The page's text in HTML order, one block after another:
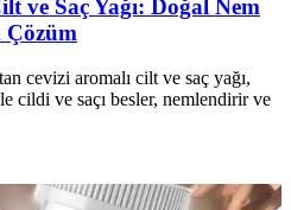
ve Saç Yağı: Doğal Nem
Çözüm
cevizi aromalı cilt ve saç yağı,
cildi ve saçı besler, nemlendirir ve